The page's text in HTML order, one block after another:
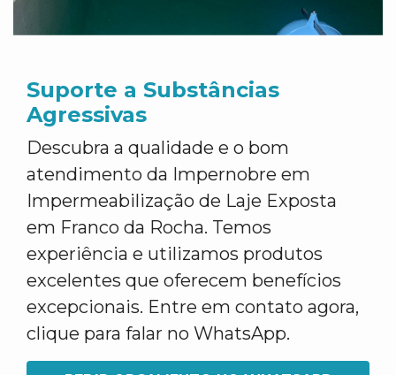
Suporte a Substâncias
Agressivas
Descubra a qualidade e o bom
atendimento da Impernobre em
Impermeabilização de Laje Exposta
em Franco da Rocha. Temos
experiência e utilizamos produtos
excelentes que oferecem benefícios
excepcionais. Entre em contato agora,
clique para falar no WhatsApp.